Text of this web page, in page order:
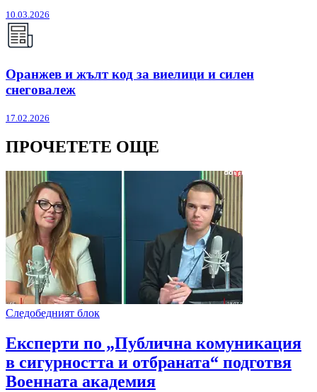
10.03.2026
Оранжев и жълт код за виелици и силен
снеговалеж
17.02.2026
ПРОЧЕТЕТЕ ОЩЕ
Следобедният блок
Експерти по „Публична комуникация
в сигурността и отбраната“ подготвя
Военната академия